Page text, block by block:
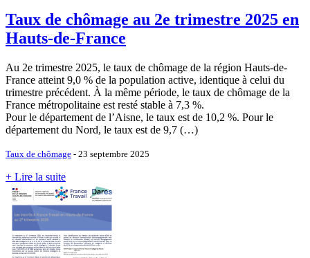
Taux de chômage au 2e trimestre 2025 en
Hauts-de-France
Au 2e trimestre 2025, le taux de chômage de la région Hauts-de-
France atteint 9,0 % de la population active, identique à celui du
trimestre précédent. À la même période, le taux de chômage de la
France métropolitaine est resté stable à 7,3 %.
Pour le département de l’Aisne, le taux est de 10,2 %. Pour le
département du Nord, le taux est de 9,7 (…)
Taux de chômage - 23 septembre 2025
+ Lire la suite